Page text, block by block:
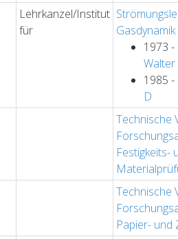
Lehrkanzel/Institut
für
Gasdynamik
1973
Walter
1985
D
Technische
Festigkeits-
Technische
Papier- und